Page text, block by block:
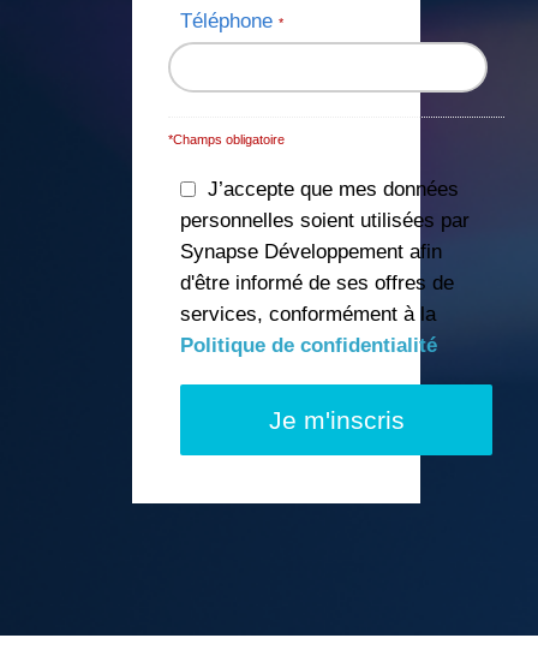
Téléphone *
*Champs obligatoire
J’accepte que mes données
personnelles soient utilisées par
Synapse Développement afin
d'être informé de ses offres de
services, conformément à la
Politique de confidentialité